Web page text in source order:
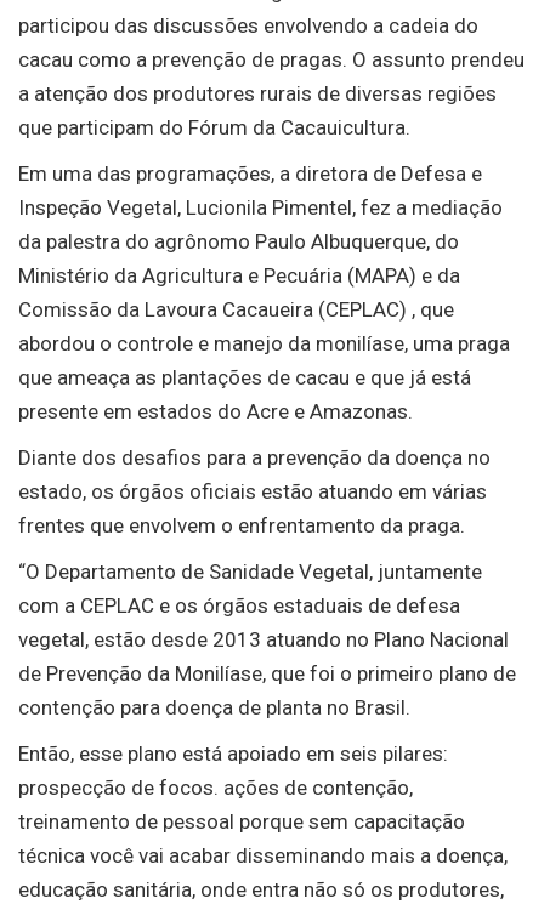
participou das discussões envolvendo a cadeia do
cacau como a prevenção de pragas. O assunto prendeu
a atenção dos produtores rurais de diversas regiões
que participam do Fórum da Cacauicultura.
Em uma das programações, a diretora de Defesa e
Inspeção Vegetal, Lucionila Pimentel, fez a mediação
da palestra do agrônomo Paulo Albuquerque, do
Ministério da Agricultura e Pecuária (MAPA) e da
Comissão da Lavoura Cacaueira (CEPLAC) , que
abordou o controle e manejo da monilíase, uma praga
que ameaça as plantações de cacau e que já está
presente em estados do Acre e Amazonas.
Diante dos desafios para a prevenção da doença no
estado, os órgãos oficiais estão atuando em várias
frentes que envolvem o enfrentamento da praga.
“O Departamento de Sanidade Vegetal, juntamente
com a CEPLAC e os órgãos estaduais de defesa
vegetal, estão desde 2013 atuando no Plano Nacional
de Prevenção da Monilíase, que foi o primeiro plano de
contenção para doença de planta no Brasil.
Então, esse plano está apoiado em seis pilares:
prospecção de focos. ações de contenção,
treinamento de pessoal porque sem capacitação
técnica você vai acabar disseminando mais a doença,
educação sanitária, onde entra não só os produtores,